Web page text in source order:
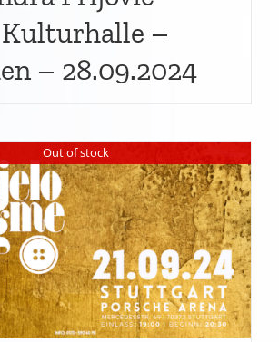
–
– 28.09.2024
Out of stock